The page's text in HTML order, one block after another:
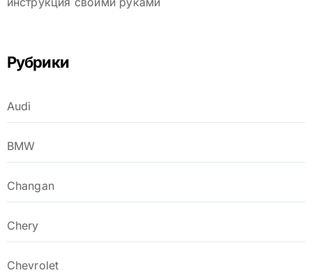
Рубрики
Audi
BMW
Changan
Chery
Chevrolet